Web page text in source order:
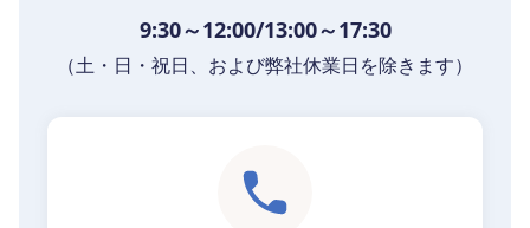
9:30～12:00/13:00～17:30
（土・日・祝日、および弊社休業日を除きます）